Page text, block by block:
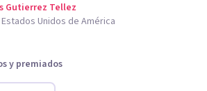
Gutierrez Tellez
Unidos de América
y premiados